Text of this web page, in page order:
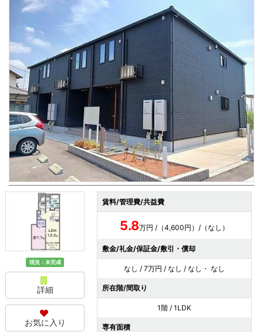
現況：未完成
詳細
お気に入り
賃料/管理費/共益費
5.8万円 /（4,600円）/（なし）
敷金/礼金/保証金/敷引・償却
なし / 7万円 / なし / なし・ なし
所在階/間取り
1階 / 1LDK
専有面積